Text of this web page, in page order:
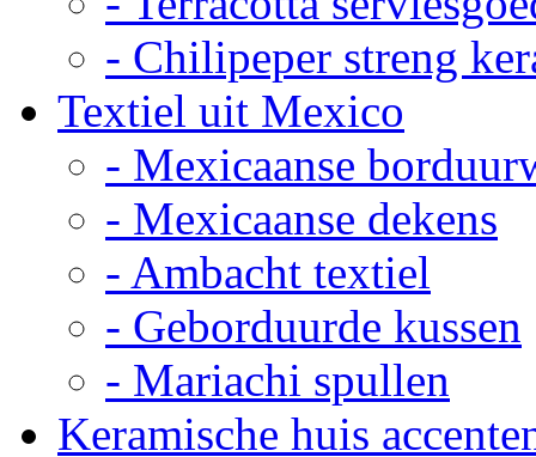
- Chilipeper streng
Textiel uit Mexico
- Mexicaanse
- Mexicaanse dekens
- Ambacht textiel
- Geborduurde kussen
- Mariachi spullen
Keramische huis